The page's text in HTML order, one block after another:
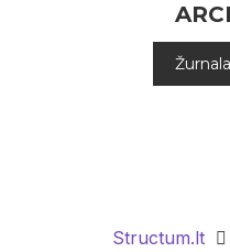
Structum.lt